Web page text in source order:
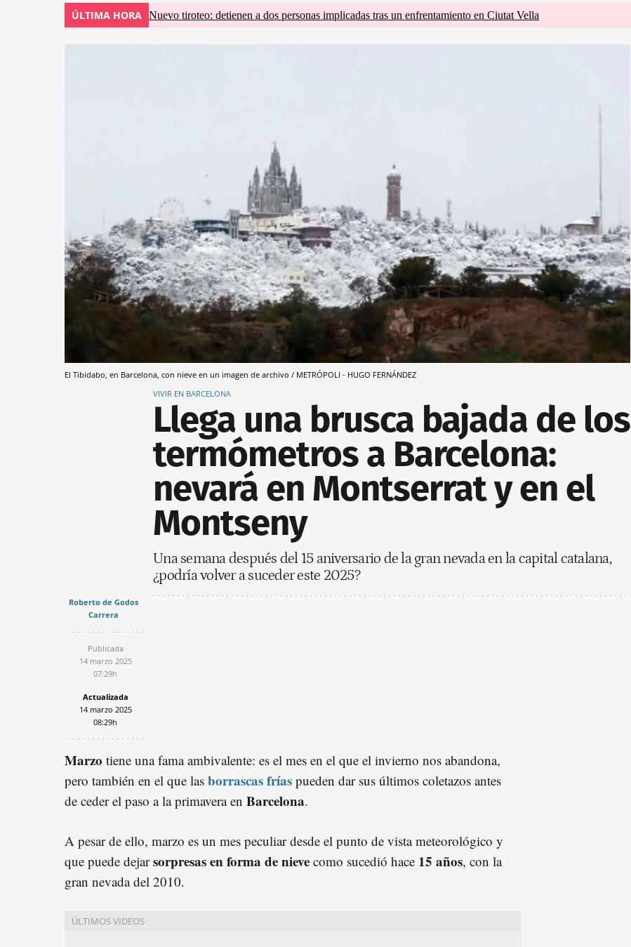
ÚLTIMA HORA Nuevo tiroteo: detienen a dos personas implicadas tras un enfrentamiento en Ciutat Vella
El Tibidabo, en Barcelona, con nieve en un imagen de archivo / METRÓPOLI - HUGO FERNÁNDEZ
VIVIR EN BARCELONA
Llega una brusca bajada de los
termómetros a Barcelona:
nevará en Montserrat y en el
Montseny
Una semana después del 15 aniversario de la gran nevada en la capital catalana,
¿podría volver a suceder este 2025?
Roberto de Godos
Carrera
Publicada
14 marzo 2025
07:29h
Actualizada
14 marzo 2025
08:29h
Marzo tiene una fama ambivalente: es el mes en el que el invierno nos abandona,
pero también en el que las borrascas frías pueden dar sus últimos coletazos antes
de ceder el paso a la primavera en Barcelona.
A pesar de ello, marzo es un mes peculiar desde el punto de vista meteorológico y
que puede dejarsorpresas en forma de nieve como sucedió hace 15 años, con la
gran nevada del 2010.